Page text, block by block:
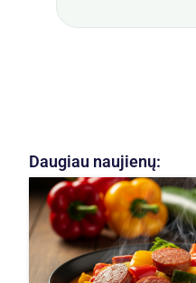
Daugiau naujienų: